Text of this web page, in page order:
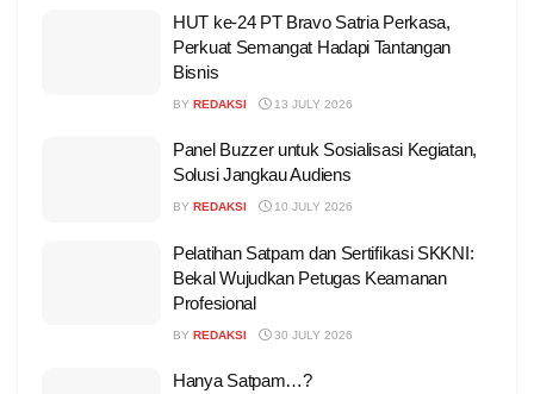
HUT ke-24 PT Bravo Satria Perkasa,
Perkuat Semangat Hadapi Tantangan
Bisnis
BY REDAKSI 13 JULY 2026
Panel Buzzer untuk Sosialisasi Kegiatan,
Solusi Jangkau Audiens
BY REDAKSI 10 JULY 2026
Pelatihan Satpam dan Sertifikasi SKKNI:
Bekal Wujudkan Petugas Keamanan
Profesional
BY REDAKSI 30 JULY 2026
Hanya Satpam…?